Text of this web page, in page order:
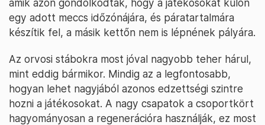
egy adott meccs időzónájára, és páratartalmára
készítik fel, a másik kettőn nem is lépnének pályára.
Az orvosi stábokra most jóval nagyobb teher hárul,
mint eddig bármikor. Mindig az a legfontosabb,
hogyan lehet nagyjából azonos edzettségi szintre
hozni a játékosokat. A nagy csapatok a csoportkört
hagyományosan a regenerációra használják, ez most